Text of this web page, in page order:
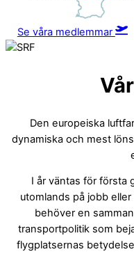
Se våra medlemmar
Den europeiska
dynamiska och mest
I år väntas för första
utomlands på jobb
behöver en
transportpolitik som
flygplatsernas